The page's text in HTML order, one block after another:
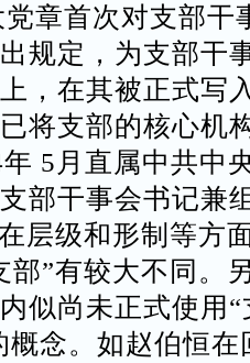
章首次对支部干
规定，为支部干
，在其被正式写
将支部的核心机
5月直属中共中
部干事会书记兼
层级和形制等方
部”有较大不同。
似尚未正式使用
概念。如赵伯恒